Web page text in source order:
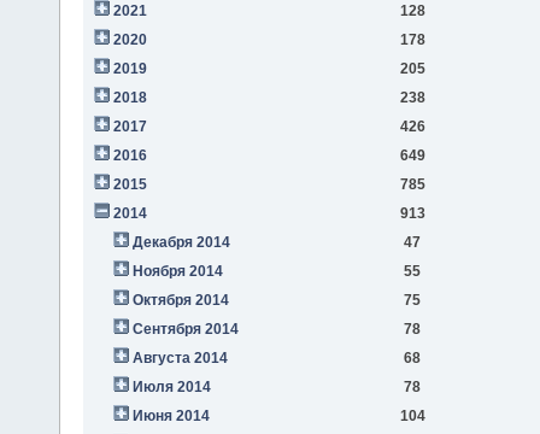
2021
128
2020
178
2019
205
2018
238
2017
426
2016
649
2015
785
2014
913
Декабря 2014
47
Ноября 2014
55
Октября 2014
75
Сентября 2014
78
Августа 2014
68
Июля 2014
78
Июня 2014
104